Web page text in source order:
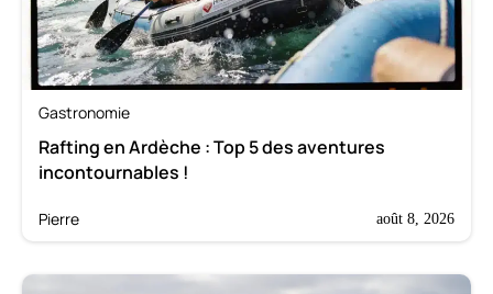
Gastronomie
Rafting en Ardèche : Top 5 des aventures
incontournables !
Pierre août 8, 2026